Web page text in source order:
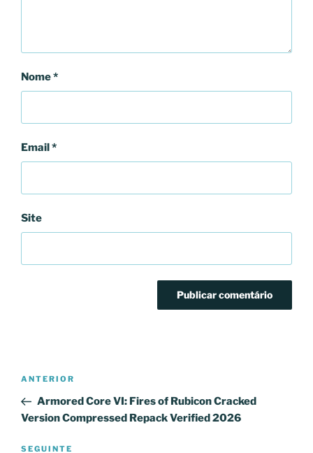
Nome*
Email*
Site
Navegação
artigos
Conteúdo
anterior
ANTERIOR
Armored Core VI: Fires of Rubicon Cracked
Version Compressed Repack Verified 2026
Conteúdo
SEGUINTE